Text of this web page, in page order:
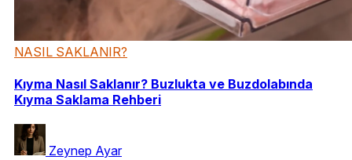
NASIL SAKLANIR?
Kıyma Nasıl Saklanır? Buzlukta ve Buzdolabında
Kıyma Saklama Rehberi
Zeynep Ayar